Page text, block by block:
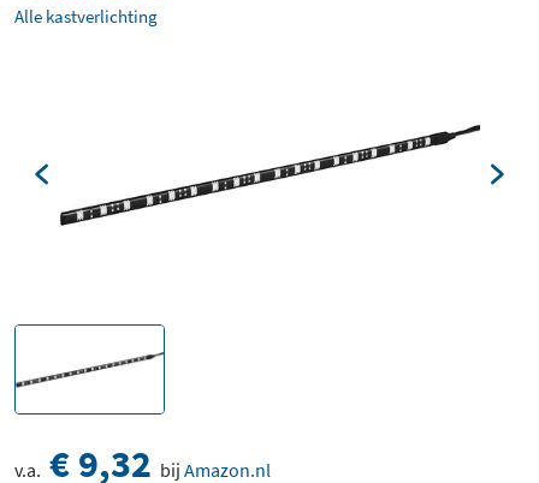
Alle kastverlichting
v.a. € 9,32 bij Amazon.nl